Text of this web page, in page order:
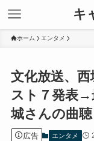
キ
ホーム エンタメ
文化放送、
スト７発表→
城さんの曲
広告 エンタメ